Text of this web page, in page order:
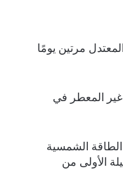
مرتين يومًا
المعطر في
الشمسية
الأولى من